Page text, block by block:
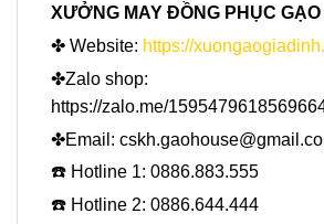
XƯỞNG MAY ĐỒNG PHỤC GẠO
✤ Website: https://
✤Zalo shop:
https://zalo.me/
✤Email:
☎️ Hotline 1: 0886.883.555
☎️ Hotline 2: 0886.644.444